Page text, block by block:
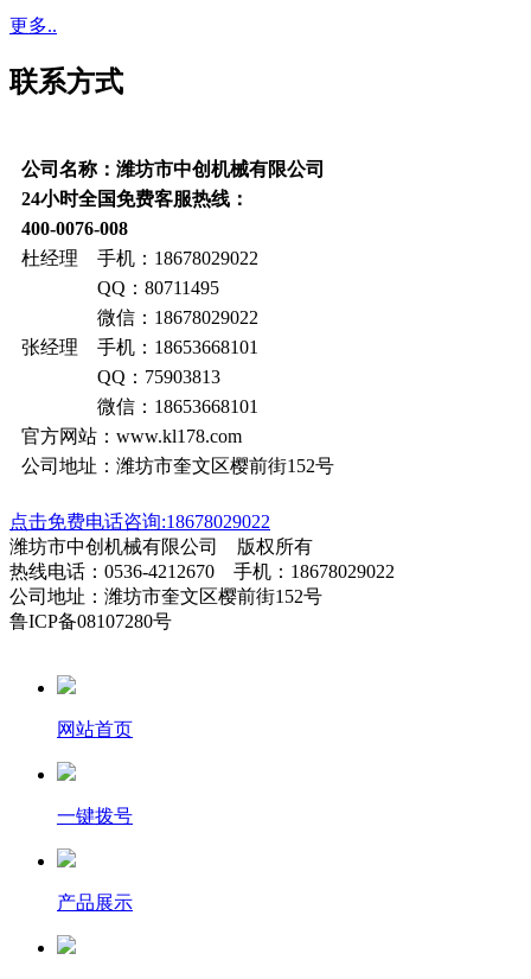
更多..
联系方式
公司名称：潍坊市中创机械有限公司
24小时全国免费客服热线：
400-0076-008
杜经理 手机：18678029022
QQ：80711495
微信：18678029022
张经理 手机：18653668101
QQ：75903813
微信：18653668101
官方网站：www.kl178.com
公司地址：潍坊市奎文区樱前街152号
点击免费电话咨询:18678029022
潍坊市中创机械有限公司 版权所有
热线电话：0536-4212670 手机：18678029022
公司地址：潍坊市奎文区樱前街152号
鲁ICP备08107280号
网站首页
一键拨号
产品展示